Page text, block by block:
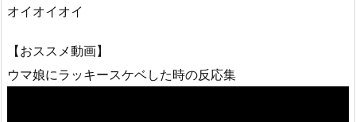
オイオイオイ
【おススメ動画】
ウマ娘にラッキースケベした時の反応集